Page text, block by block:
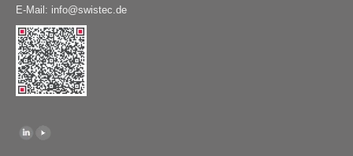
E-Mail:
@swistec.de